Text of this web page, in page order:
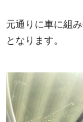
元通りに車に組
となります。